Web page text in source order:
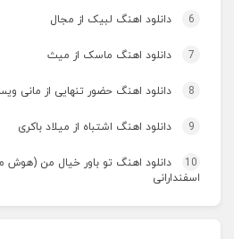
6 دانلود اهنگ لبیک از مجال
7 دانلود اهنگ ماسک از میث
8 دانلود اهنگ حضور تنهایی از مانی
9 دانلود اهنگ اشتباه از میلاد باکری
10
دانلود اهنگ تو باور خیال من
اسفندارانی